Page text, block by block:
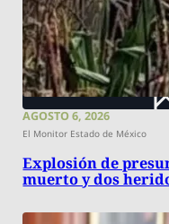
AGOSTO 6, 2026
El Monitor Estado de México
Explosión de
muerto y dos